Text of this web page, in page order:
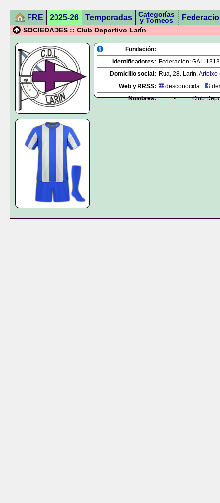
FRE 2025-26 Temporadas Categorías
y Torneos
SOCIEDADES :: Club Deportivo Larín
Fundación:
Identificadores: Federación: GAL-1313
Domicilio social: Rua, 28. Larín,Arteixo
Web y RRSS:
desconocida
Nombres:
- Club